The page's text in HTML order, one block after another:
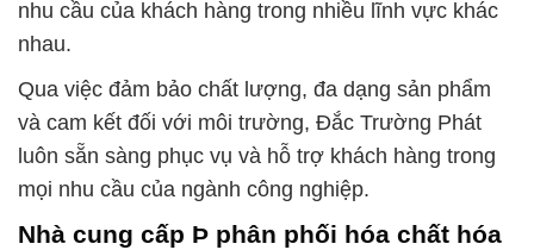
nhu cầu của khách hàng trong nhiều lĩnh vực khác
nhau.
Qua việc đảm bảo chất lượng, đa dạng sản phẩm
và cam kết đối với môi trường, Đắc Trường Phát
luôn sẵn sàng phục vụ và hỗ trợ khách hàng trong
mọi nhu cầu của ngành công nghiệp.
Nhà cung cấp Þ phân phối hóa chất hóa